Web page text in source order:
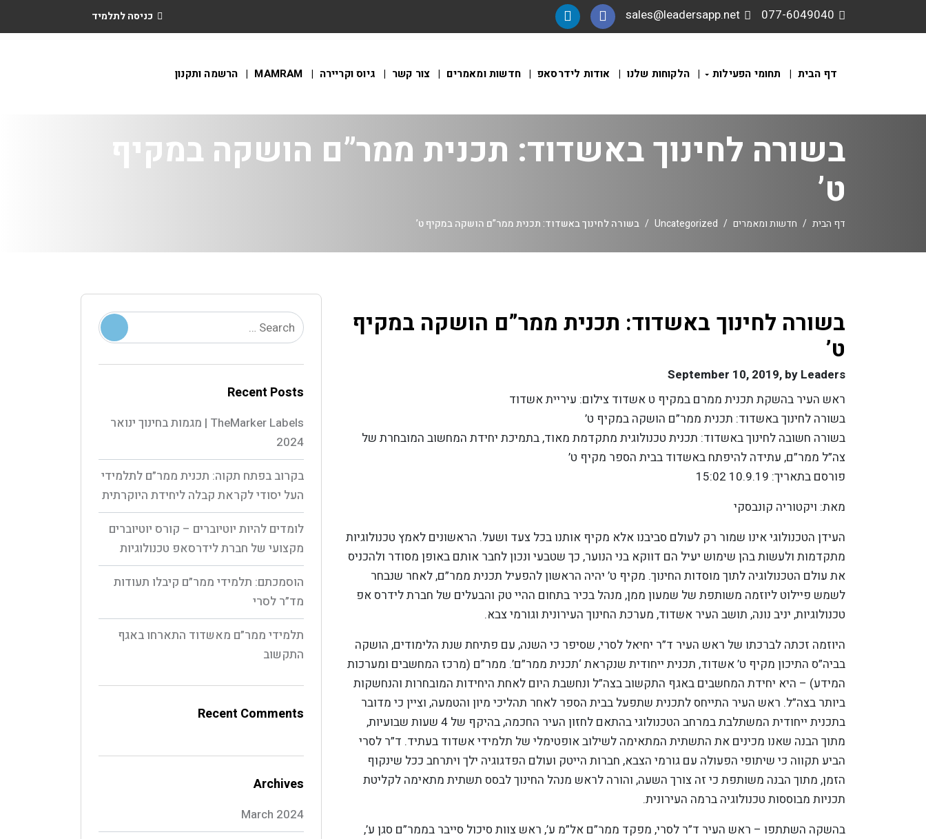
077-6049040
sales@leadersapp.net כניסה לתלמיד
דף הבית תחומי הפעילות הלקוחות שלנו אודות לידרסאפ חדשות ומאמרים צור קשר גיוס וקריירה MAMRAM הרשמה ותקנון
בשורה לחינוך באשדוד: תכנית ממר”ם הושקה במקיף
ט’
דף הבית חדשות ומאמרים Uncategorized בשורה לחינוך באשדוד: תכנית ממר”ם הושקה במקיף ט’
בשורה לחינוך באשדוד: תכנית ממר”ם הושקה במקיף
ט’
September 10, 2019, by Leaders
ראש העיר בהשקת תכנית ממרם במקיף ט אשדוד צילום: עיריית אשדוד
בשורה לחינוך באשדוד: תכנית ממר”ם הושקה במקיף ט’
בשורה חשובה לחינוך באשדוד: תכנית טכנולוגית מתקדמת מאוד, בתמיכת יחידת המחשוב המובחרת של
צה”ל ממר”ם, עתידה להיפתח באשדוד בבית הספר מקיף ט’
פורסם בתאריך: 10.9.19 15:02
מאת: ויקטוריה קונבסקי
העידן הטכנולוגי אינו שמור רק לעולם סביבנו אלא מקיף אותנו בכל צעד ושעל. הראשונים לאמץ טכנולוגיות
מתקדמות ולעשות בהן שימוש יעיל הם דווקא בני הנוער, כך שטבעי ונכון לחבר אותם באופן מסודר ולהכניס
את עולם הטכנולוגיה לתוך מוסדות החינוך. מקיף ט’ יהיה הראשון להפעיל תכנית ממר”ם, לאחר שנבחר
לשמש פיילוט ליוזמה משותפת של שמעון ממן, מנהל בכיר בתחום ההיי טק והבעלים של חברת לידרס אפ
טכנולוגיות, יניב נונה, תושב העיר אשדוד, מערכת החינוך העירונית וגורמי צבא.
היוזמה זכתה לברכתו של ראש העיר ד”ר יחיאל לסרי, שסיפר כי השנה, עם פתיחת שנת הלימודים, הושקה
בביה”ס התיכון מקיף ט’ אשדוד, תכנית ייחודית שנקראת ‘תכנית ממר”ם’. ממר”ם (מרכז המחשבים ומערכות
המידע) – היא יחידת המחשבים באגף התקשוב בצה”ל ונחשבת היום לאחת היחידות המובחרות והנחשקות
ביותר בצה”ל. ראש העיר התייחס לתכנית שתפעל בבית הספר לאחר תהליכי מיון והטמעה, וציין כי מדובר
בתכנית ייחודית המשתלבת במרחב הטכנולוגי בהתאם לחזון העיר החכמה, בהיקף של 4 שעות שבועיות,
מתוך הבנה שאנו מכינים את התשתית המתאימה לשילוב אופטימלי של תלמידי אשדוד בעתיד. ד”ר לסרי
הביע תקווה כי שיתופי הפעולה עם גורמי הצבא, חברות הייטק ועולם הפדגוגיה ילך ויתרחב ככל שינקוף
הזמן, מתוך הבנה משותפת כי זה צורך השעה, והורה לראש מנהל החינוך לבסס תשתית מתאימה לקליטת
תכניות מבוססות טכנולוגיה ברמה העירונית.
בהשקה השתתפו – ראש העיר ד”ר לסרי, מפקד ממר”ם אל”מ ע’, ראש צוות סיכול סייבר בממר”ם סגן ע’,
Recent Posts
TheMarker Labels | מגמות בחינוך ינואר
2024
בקרוב בפתח תקוה: תכנית ממר”ם לתלמידי
העל יסודי לקראת קבלה ליחידת היוקרתית
לומדים להיות יוטיוברים – קורס יוטיוברים
מקצועי של חברת לידרסאפ טכנולוגיות
הוסמכתם: תלמידי ממר”ם קיבלו תעודות
מד”ר לסרי
תלמידי ממר”ם מאשדוד התארחו באגף
התקשוב
Recent Comments
Archives
March 2024